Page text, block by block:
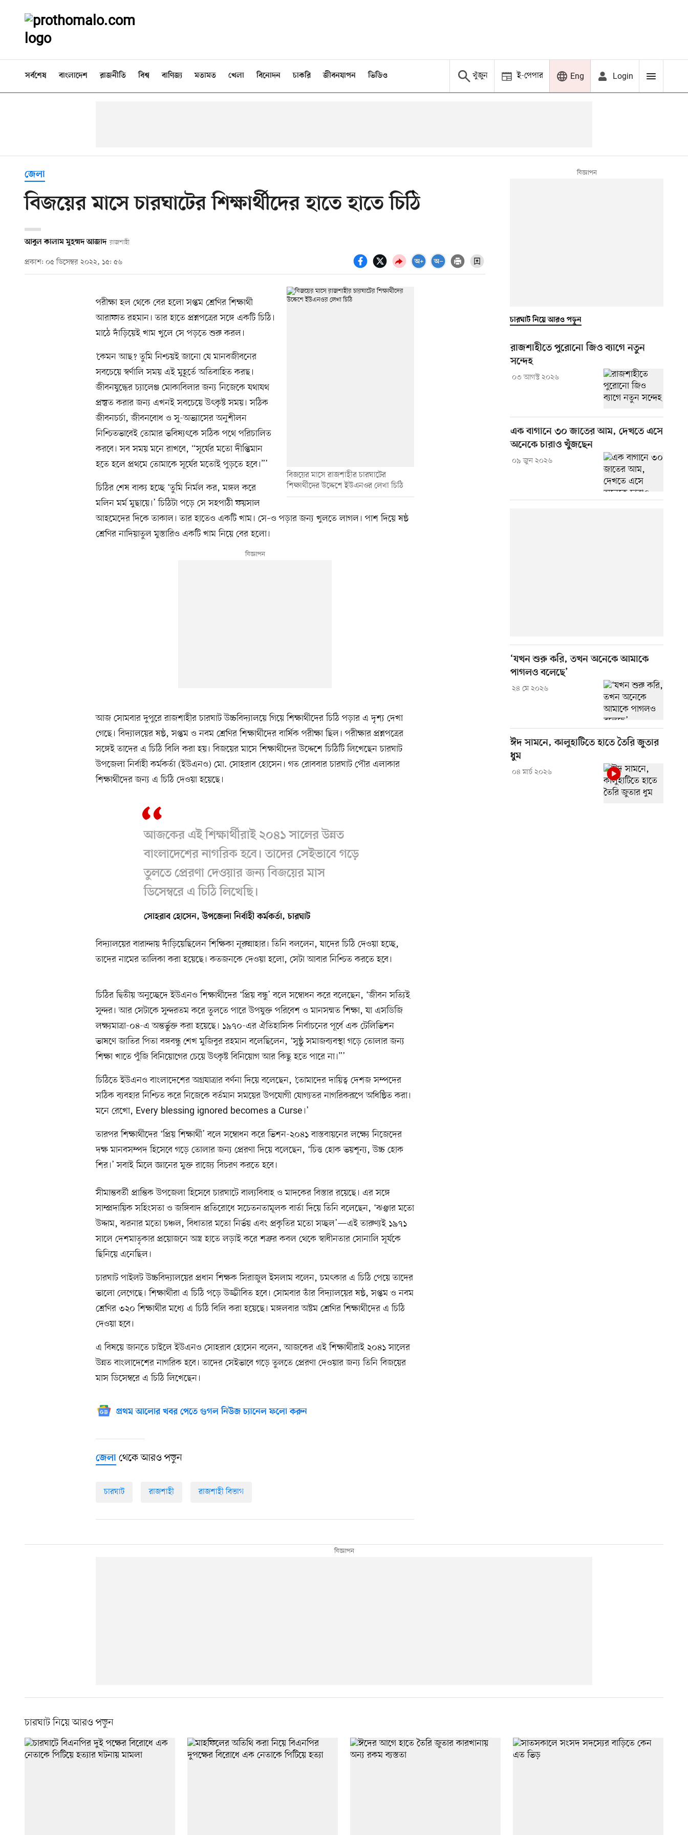
সর্বশেষ বাংলাদেশ রাজনীতি বিশ্ব বাণিজ্য মতামত খেলা বিনোদন চাকরি জীবনযাপন ভিডিও খুঁজুন ই-পেপার Eng Login
জেলা
বিজয়ের মাসে চারঘাটের শিক্ষার্থীদের হাতে হাতে চিঠি
আবুল কালাম মুহম্মদ আজাদ রাজশাহী
প্রকাশ: ০৫ ডিসেম্বর ২০২২, ১৫: ৫৬
বিজয়ের মাসে রাজশাহীর চারঘাটের
শিক্ষার্থীদের উদ্দেশে ইউএনওর লেখা চিঠি
পরীক্ষা হল থেকে বের হলো সপ্তম শ্রেণির শিক্ষার্থী
আরাফাত রহমান। তার হাতে প্রশ্নপত্রের সঙ্গে একটি চিঠি।
মাঠে দাঁড়িয়েই খাম খুলে সে পড়তে শুরু করল।
‘কেমন আছ? তুমি নিশ্চয়ই জানো যে মানবজীবনের
সবচেয়ে স্বর্ণালি সময় এই মুহূর্তে অতিবাহিত করছ।
জীবনযুদ্ধের চ্যালেঞ্জ মোকাবিলার জন্য নিজেকে যথাযথ
প্রস্তুত করার জন্য এখনই সবচেয়ে উৎকৃষ্ট সময়। সঠিক
জীবনচর্চা, জীবনবোধ ও সু-অভ্যাসের অনুশীলন
নিশ্চিতভাবেই তোমার ভবিষ্যৎকে সঠিক পথে পরিচালিত
করবে। সব সময় মনে রাখবে, “সূর্যের মতো দীপ্তিমান
হতে হলে প্রথমে তোমাকে সূর্যের মতোই পুড়তে হবে।”’
চিঠির শেষ বাক্য হচ্ছে ‘তুমি নির্মল কর, মঙ্গল করে
মলিন মর্ম মুছায়ে।’ চিঠিটা পড়ে সে সহপাঠী ফয়সাল
আহমেদের দিকে তাকাল। তার হাতেও একটি খাম। সে–ও পড়ার জন্য খুলতে লাগল। পাশ দিয়ে ষষ্ঠ
শ্রেণির নাদিয়াতুল মুস্তারিও একটি খাম নিয়ে বের হলো।
আজ সোমবার দুপুরে রাজশাহীর চারঘাট উচ্চবিদ্যালয়ে গিয়ে শিক্ষার্থীদের চিঠি পড়ার এ দৃশ্য দেখা
গেছে। বিদ্যালয়ের ষষ্ঠ, সপ্তম ও নবম শ্রেণির শিক্ষার্থীদের বার্ষিক পরীক্ষা ছিল। পরীক্ষার প্রশ্নপত্রের
সঙ্গেই তাদের এ চিঠি বিলি করা হয়। বিজয়ের মাসে শিক্ষার্থীদের উদ্দেশে চিঠিটি লিখেছেন চারঘাট
উপজেলা নির্বাহী কর্মকর্তা (ইউএনও) মো. সোহরাব হোসেন। গত রোববার চারঘাট পৌর এলাকার
শিক্ষার্থীদের জন্য এ চিঠি দেওয়া হয়েছে।
আজকের এই শিক্ষার্থীরাই ২০৪১ সালের উন্নত
বাংলাদেশের নাগরিক হবে। তাদের সেইভাবে গড়ে
তুলতে প্রেরণা দেওয়ার জন্য বিজয়ের মাস
ডিসেম্বরে এ চিঠি লিখেছি।
সোহরাব হোসেন, উপজেলা নির্বাহী কর্মকর্তা, চারঘাট
বিদ্যালয়ের বারান্দায় দাঁড়িয়েছিলেন শিক্ষিকা নূরুন্নাহার। তিনি বললেন, যাদের চিঠি দেওয়া হচ্ছে,
তাদের নামের তালিকা করা হয়েছে। কতজনকে দেওয়া হলো, সেটা আবার নিশ্চিত করতে হবে।
চিঠির দ্বিতীয় অনুচ্ছেদে ইউএনও শিক্ষার্থীদের ‘প্রিয় বন্ধু’ বলে সম্বোধন করে বলেছেন, ‘জীবন সত্যিই
সুন্দর। আর সেটাকে সুন্দরতম করে তুলতে পারে উপযুক্ত পরিবেশ ও মানসম্মত শিক্ষা, যা এসডিজি
লক্ষ্যমাত্রা-০৪-এ অন্তর্ভুক্ত করা হয়েছে। ১৯৭০-এর ঐতিহাসিক নির্বাচনের পূর্বে এক টেলিভিশন
ভাষণে জাতির পিতা বঙ্গবন্ধু শেখ মুজিবুর রহমান বলেছিলেন, ‘সুষ্ঠু সমাজব্যবস্থা গড়ে তোলার জন্য
শিক্ষা খাতে পুঁজি বিনিয়োগের চেয়ে উৎকৃষ্ট বিনিয়োগ আর কিছু হতে পারে না।”’
চিঠিতে ইউএনও বাংলাদেশের অগ্রযাত্রার বর্ণনা দিয়ে বলেছেন, ‘তোমাদের দায়িত্ব দেশজ সম্পদের
সঠিক ব্যবহার নিশ্চিত করে নিজেকে বর্তমান সময়ের উপযোগী যোগ্যতর নাগরিকরূপে অধিষ্ঠিত করা।
মনে রেখো, Every blessing ignored becomes a Curse।’
তারপর শিক্ষার্থীদের ‘প্রিয় শিক্ষার্থী’ বলে সম্বোধন করে ভিশন-২০৪১ বাস্তবায়নের লক্ষ্যে নিজেদের
দক্ষ মানবসম্পদ হিসেবে গড়ে তোলার জন্য প্রেরণা দিয়ে বলেছেন, ‘চিত্ত হোক ভয়শূন্য, উচ্চ হোক
শির।’ সবাই মিলে জ্ঞানের মুক্ত রাজ্যে বিচরণ করতে হবে।
সীমান্তবর্তী প্রান্তিক উপজেলা হিসেবে চারঘাটে বাল্যবিবাহ ও মাদকের বিস্তার রয়েছে। এর সঙ্গে
সাম্প্রদায়িক সহিংসতা ও জঙ্গিবাদ প্রতিরোধে সচেতনতামূলক বার্তা দিয়ে তিনি বলেছেন, ‘ঝঞ্ঝার মতো
উদ্দাম, ঝরনার মতো চঞ্চল, বিধাতার মতো নির্ভয় এবং প্রকৃতির মতো সচ্ছল’—এই তারুণ্যই ১৯৭১
সালে দেশমাতৃকার প্রয়োজনে অস্ত্র হাতে লড়াই করে শত্রুর কবল থেকে স্বাধীনতার সোনালি সূর্যকে
ছিনিয়ে এনেছিল।
চারঘাট পাইলট উচ্চবিদ্যালয়ের প্রধান শিক্ষক সিরাজুল ইসলাম বলেন, চমৎকার এ চিঠি পেয়ে তাদের
ভালো লেগেছে। শিক্ষার্থীরা এ চিঠি পড়ে উজ্জীবিত হবে। সোমবার তাঁর বিদ্যালয়ের ষষ্ঠ, সপ্তম ও নবম
শ্রেণির ৩২০ শিক্ষার্থীর মধ্যে এ চিঠি বিলি করা হয়েছে। মঙ্গলবার অষ্টম শ্রেণির শিক্ষার্থীদের এ চিঠি
দেওয়া হবে।
এ বিষয়ে জানতে চাইলে ইউএনও সোহরাব হোসেন বলেন, আজকের এই শিক্ষার্থীরাই ২০৪১ সালের
উন্নত বাংলাদেশের নাগরিক হবে। তাদের সেইভাবে গড়ে তুলতে প্রেরণা দেওয়ার জন্য তিনি বিজয়ের
মাস ডিসেম্বরে এ চিঠি লিখেছেন।
প্রথম আলোর খবর পেতে গুগল নিউজ চ্যানেল ফলো করুন
জেলা থেকে আরও পড়ুন
চারঘাট রাজশাহী রাজশাহী বিভাগ
চারঘাট নিয়ে আরও পড়ুন
রাজশাহীতে পুরোনো জিও ব্যাগে নতুন
সন্দেহ
০৩ আগস্ট ২০২৬
এক বাগানে ৩০ জাতের আম, দেখতে এসে
অনেকে চারাও খুঁজছেন
০৯ জুন ২০২৬
‘যখন শুরু করি, তখন অনেকে আমাকে
পাগলও বলেছে’
২৪ মে ২০২৬
ঈদ সামনে, কালুহাটিতে হাতে তৈরি জুতার
ধুম
০৪ মার্চ ২০২৬
চারঘাট নিয়ে আরও পড়ুন